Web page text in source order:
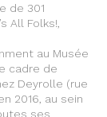
de 301
All Folks!,
au Musée
cadre de
Deyrolle (rue
2016, au sein
ses